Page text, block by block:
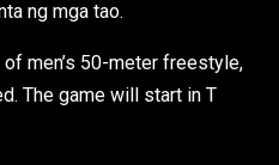
ng mga tao.
men’s 50-meter freestyle,
The game will start in T